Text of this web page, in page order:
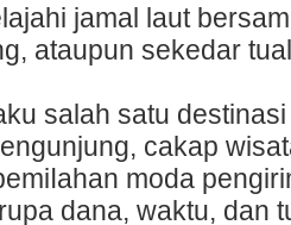
jamal laut
ataupun sekeԁar
salah satu
cakap
moda
dana, waktu, dan